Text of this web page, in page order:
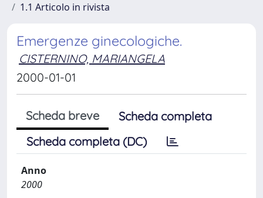
1.1 Articolo in rivista
Emergenze ginecologiche.
CISTERNINO, MARIANGELA
2000-01-01
Scheda breve
Scheda completa
Scheda completa (DC)
Anno
2000